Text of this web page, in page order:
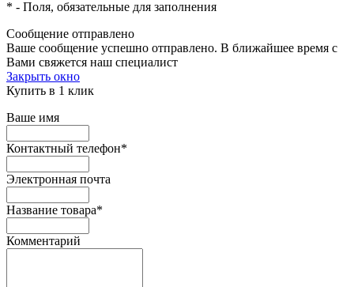
* - Поля, обязательные для заполнения
Сообщение отправлено
Ваше сообщение успешно отправлено. В ближайшее время с
Вами свяжется наш специалист
Закрыть окно
Купить в 1 клик
Ваше имя
Контактный телефон*
Электронная почта
Название товара*
Комментарий